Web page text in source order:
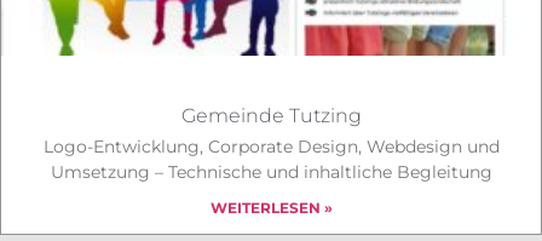
Gemeinde Tutzing
Logo-Entwicklung, Corporate Design, Webdesign und
Umsetzung – Technische und inhaltliche Begleitung
WEITERLESEN »